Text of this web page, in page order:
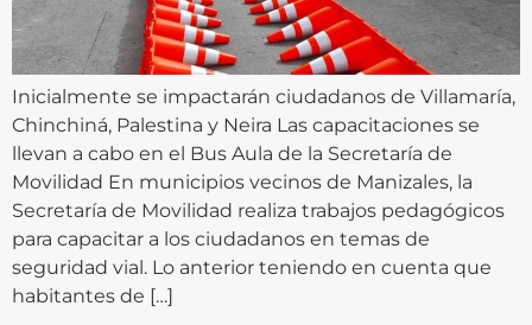
Inicialmente se impactarán ciudadanos de Villamaría,
Chinchiná, Palestina y Neira Las capacitaciones se
llevan a cabo en el Bus Aula de la Secretaría de
Movilidad En municipios vecinos de Manizales, la
Secretaría de Movilidad realiza trabajos pedagógicos
para capacitar a los ciudadanos en temas de
seguridad vial. Lo anterior teniendo en cuenta que
habitantes de […]